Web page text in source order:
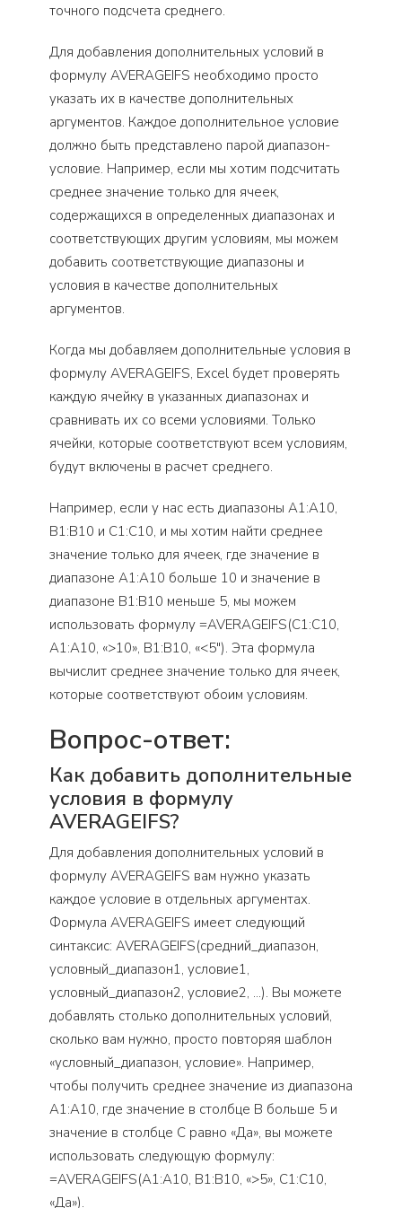
точного подсчета среднего.
Для добавления дополнительных условий в
формулу AVERAGEIFS необходимо просто
указать их в качестве дополнительных
аргументов. Каждое дополнительное условие
должно быть представлено парой диапазон-
условие. Например, если мы хотим подсчитать
среднее значение только для ячеек,
содержащихся в определенных диапазонах и
соответствующих другим условиям, мы можем
добавить соответствующие диапазоны и
условия в качестве дополнительных
аргументов.
Когда мы добавляем дополнительные условия в
формулу AVERAGEIFS, Excel будет проверять
каждую ячейку в указанных диапазонах и
сравнивать их со всеми условиями. Только
ячейки, которые соответствуют всем условиям,
будут включены в расчет среднего.
Например, если у нас есть диапазоны A1:A10,
B1:B10 и C1:C10, и мы хотим найти среднее
значение только для ячеек, где значение в
диапазоне A1:A10 больше 10 и значение в
диапазоне B1:B10 меньше 5, мы можем
использовать формулу =AVERAGEIFS(C1:C10,
A1:A10, «>10», B1:B10, «<5"). Эта формула
вычислит среднее значение только для ячеек,
которые соответствуют обоим условиям.
Вопрос-ответ:
Как добавить дополнительные
условия в формулу
AVERAGEIFS?
Для добавления дополнительных условий в
формулу AVERAGEIFS вам нужно указать
каждое условие в отдельных аргументах.
Формула AVERAGEIFS имеет следующий
синтаксис: AVERAGEIFS(средний_диапазон,
условный_диапазон1, условие1,
условный_диапазон2, условие2, …). Вы можете
добавлять столько дополнительных условий,
сколько вам нужно, просто повторяя шаблон
«условный_диапазон, условие». Например,
чтобы получить среднее значение из диапазона
A1:A10, где значение в столбце B больше 5 и
значение в столбце C равно «Да», вы можете
использовать следующую формулу:
=AVERAGEIFS(A1:A10, B1:B10, «>5», C1:C10,
«Да»).